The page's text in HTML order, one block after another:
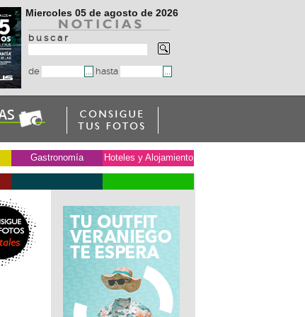
Miercoles 05 de agosto de 2026
b u s c a r
de hasta
Gastronomía Hoteles y Alojamiento